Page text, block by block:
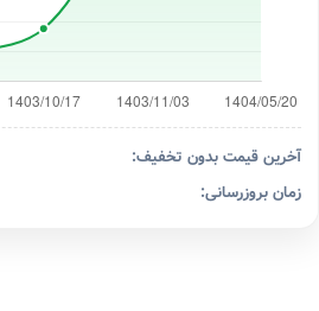
آخرین قیمت بدون تخفیف:
زمان بروزرسانی: